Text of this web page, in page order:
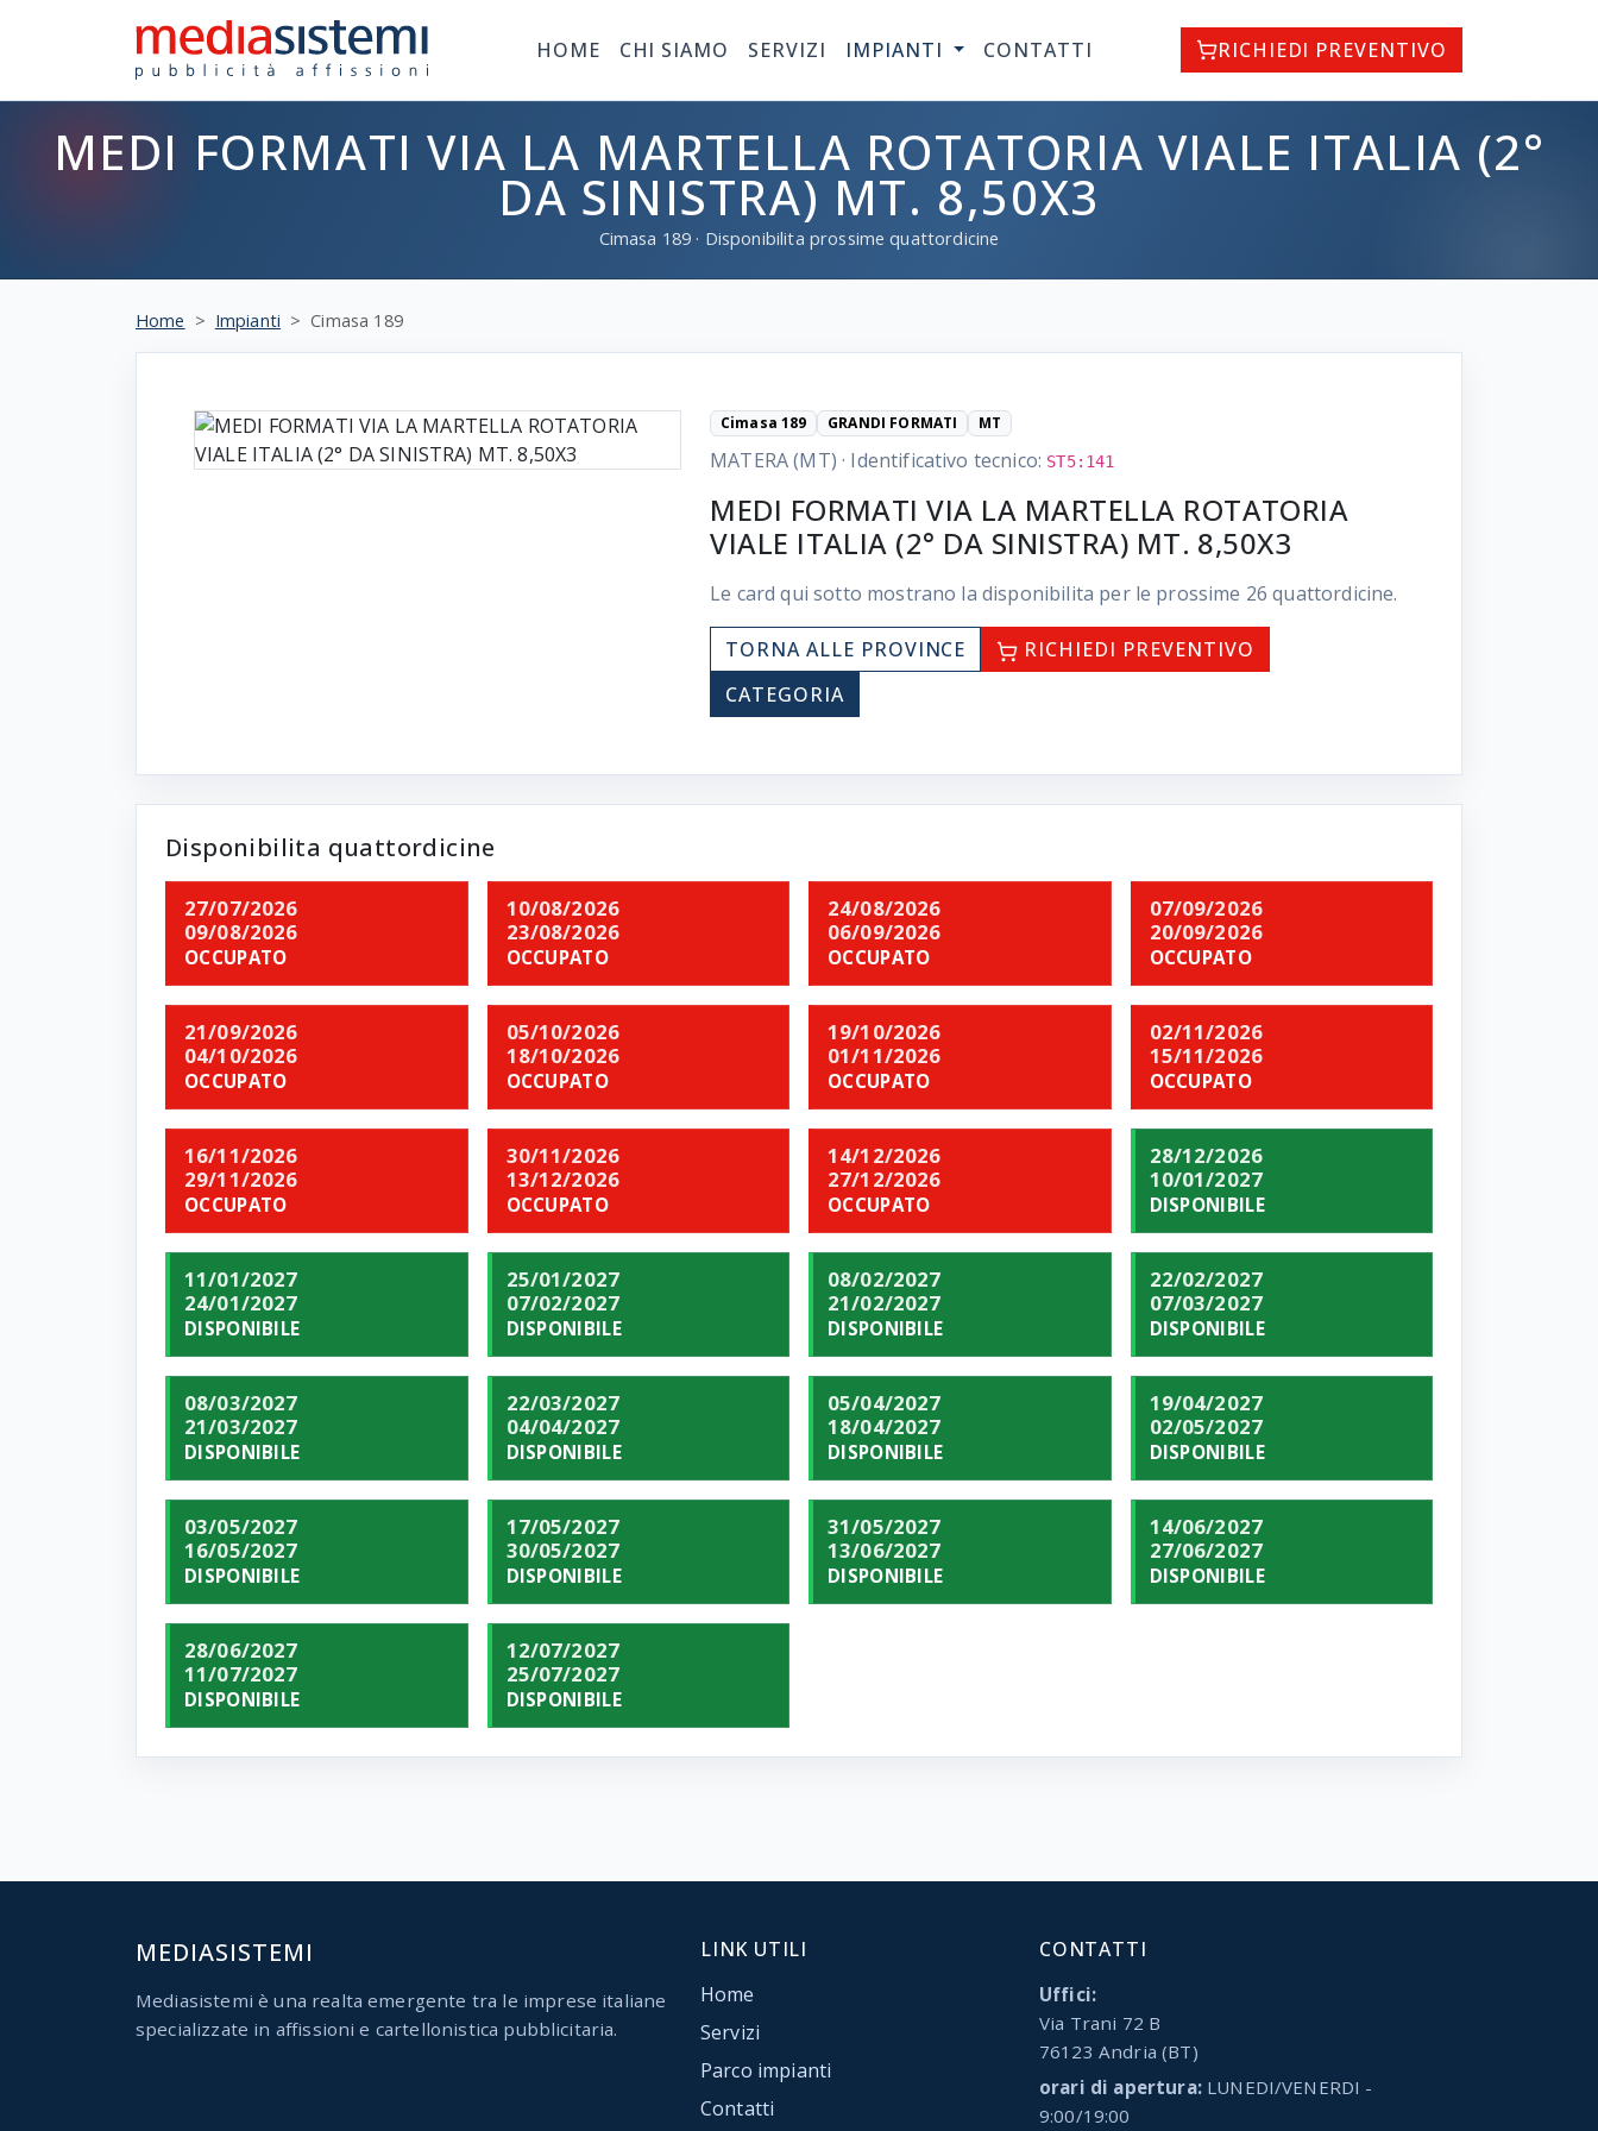
HOME CHI SIAMO SERVIZI IMPIANTI CONTATTI RICHIEDI PREVENTIVO
MEDI FORMATI VIA LA MARTELLA ROTATORIA VIALE ITALIA (2°
DA SINISTRA) MT. 8,50X3
Cimasa 189 · Disponibilita prossime quattordicine
Home Impianti Cimasa 189
Cimasa 189 GRANDI FORMATI MT
MATERA (MT) · Identificativo tecnico: ST5:141
MEDI FORMATI VIA LA MARTELLA ROTATORIA
VIALE ITALIA (2° DA SINISTRA) MT. 8,50X3
Le card qui sotto mostrano la disponibilita per le prossime 26 quattordicine.
TORNA ALLE PROVINCE
RICHIEDI PREVENTIVO
CATEGORIA
Disponibilita quattordicine
27/07/2026
09/08/2026
OCCUPATO
10/08/2026
23/08/2026
OCCUPATO
24/08/2026
06/09/2026
OCCUPATO
07/09/2026
20/09/2026
OCCUPATO
21/09/2026
04/10/2026
OCCUPATO
05/10/2026
18/10/2026
OCCUPATO
19/10/2026
01/11/2026
OCCUPATO
02/11/2026
15/11/2026
OCCUPATO
16/11/2026
29/11/2026
OCCUPATO
30/11/2026
13/12/2026
OCCUPATO
14/12/2026
27/12/2026
OCCUPATO
28/12/2026
10/01/2027
DISPONIBILE
11/01/2027
24/01/2027
DISPONIBILE
25/01/2027
07/02/2027
DISPONIBILE
08/02/2027
21/02/2027
DISPONIBILE
22/02/2027
07/03/2027
DISPONIBILE
08/03/2027
21/03/2027
DISPONIBILE
22/03/2027
04/04/2027
DISPONIBILE
05/04/2027
18/04/2027
DISPONIBILE
19/04/2027
02/05/2027
DISPONIBILE
03/05/2027
16/05/2027
DISPONIBILE
17/05/2027
30/05/2027
DISPONIBILE
31/05/2027
13/06/2027
DISPONIBILE
14/06/2027
27/06/2027
DISPONIBILE
28/06/2027
11/07/2027
DISPONIBILE
12/07/2027
25/07/2027
DISPONIBILE
MEDIASISTEMI
Mediasistemi è una realta emergente tra le imprese italiane
specializzate in affissioni e cartellonistica pubblicitaria.
LINK UTILI
Home
Servizi
Parco impianti
Contatti
CONTATTI
Uffici:
Via Trani 72 B
76123 Andria (BT)
orari di apertura:LUNEDI/VENERDI -
9:00/19:00